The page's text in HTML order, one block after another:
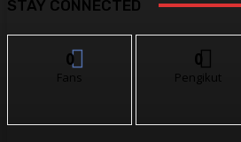
STAY CONNECTED
0
Fans
0
Pengikut